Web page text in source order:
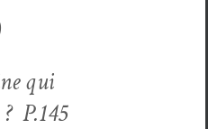
qui
? P.145